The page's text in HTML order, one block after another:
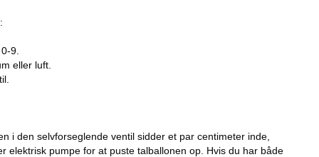
9.
eller luft.
i den selvforseglende ventil sidder et par centimeter inde,
elektrisk pumpe for at puste talballonen op. Hvis du har både